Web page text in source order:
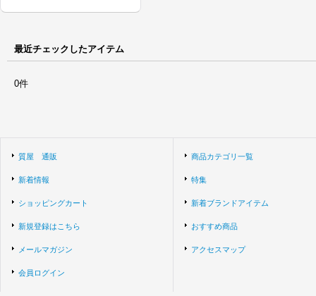
最近チェックしたアイテム
0件
質屋 通販
新着情報
ショッピングカート
新規登録はこちら
メールマガジン
会員ログイン
商品カテゴリ一覧
特集
新着ブランドアイテム
おすすめ商品
アクセスマップ